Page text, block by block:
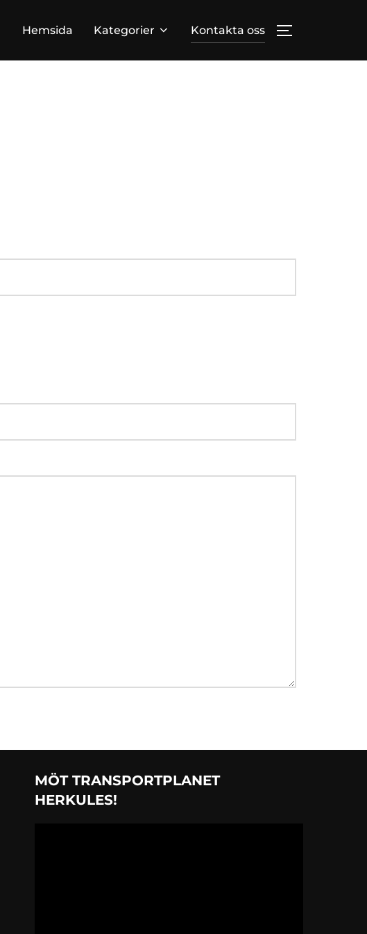
Hemsida Kategorier Kontakta oss TOGGLE
MÖT TRANSPORTPLANET
HERKULES!